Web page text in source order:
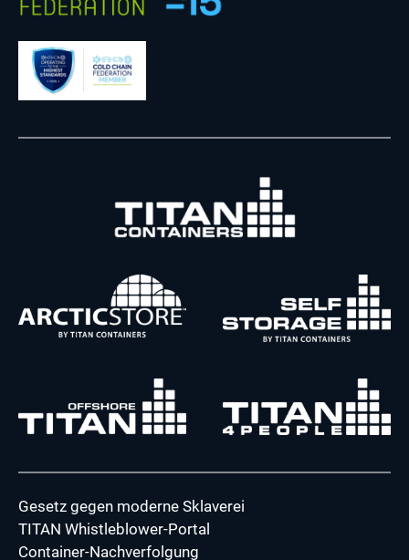
Gesetz gegen moderne Sklaverei
TITAN Whistleblower-Portal
Container-Nachverfolgung